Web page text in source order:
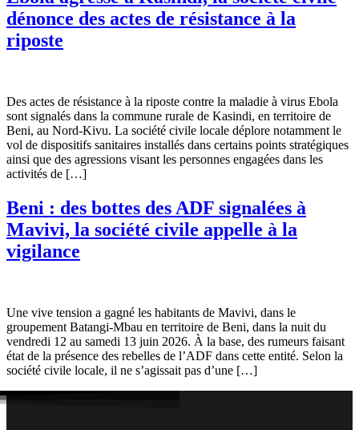
dénonce des actes de résistance à la
riposte
Des actes de résistance à la riposte contre la maladie à virus Ebola
sont signalés dans la commune rurale de Kasindi, en territoire de
Beni, au Nord-Kivu. La société civile locale déplore notamment le
vol de dispositifs sanitaires installés dans certains points stratégiques
ainsi que des agressions visant les personnes engagées dans les
activités de […]
Beni : des bottes des ADF signalées à
Mavivi, la société civile appelle à la
vigilance
Une vive tension a gagné les habitants de Mavivi, dans le
groupement Batangi-Mbau en territoire de Beni, dans la nuit du
vendredi 12 au samedi 13 juin 2026. À la base, des rumeurs faisant
état de la présence des rebelles de l’ADF dans cette entité. Selon la
société civile locale, il ne s’agissait pas d’une […]